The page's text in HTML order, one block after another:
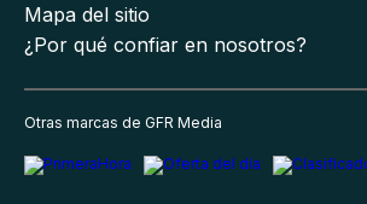
Mapa del sitio
¿Por qué confiar en nosotros?
Otras marcas de GFR Media